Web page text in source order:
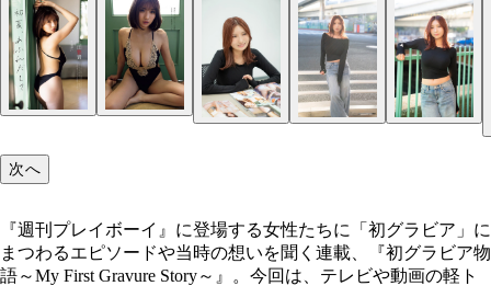
次へ
『週刊プレイボーイ』に登場する女性たちに「初グラビア」に
まつわるエピソードや当時の想いを聞く連載、『初グラビア物
語～My First Gravure Story～』。今回は、テレビや動画の軽ト